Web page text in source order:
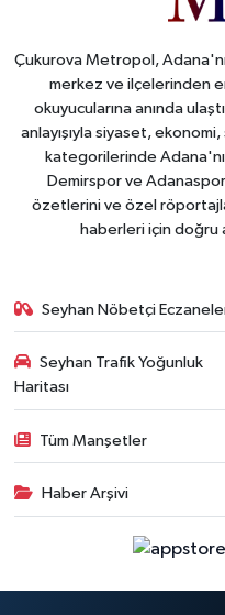
Çukurova Metropol,
merkez ve ilçelerinden
okuyucularına anında
anlayışıyla siyaset,
kategorilerinde
Demirspor ve
özetlerini ve özel
haberleri için doğru
Seyhan Nöbetçi
Seyhan Trafik Yoğunluk
Haritası
Tüm Manşetler
Haber Arşivi